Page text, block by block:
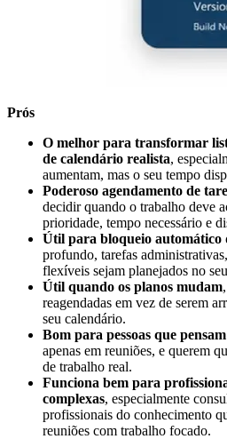
Prós
O melhor para transformar
de calendário realista,
aumentam, mas o seu tempo
Poderoso agendamento de
decidir quando o trabalho deve
prioridade, tempo necessário e
Útil para bloqueio automático
profundo, tarefas
flexíveis sejam planejados no
Útil quando os planos mudam
reagendadas em vez de serem
seu calendário.
Bom para pessoas que
apenas em reuniões, e querem
de trabalho real.
Funciona bem para
complexas, especialmente
profissionais do conhecimento
reuniões com trabalho focado.